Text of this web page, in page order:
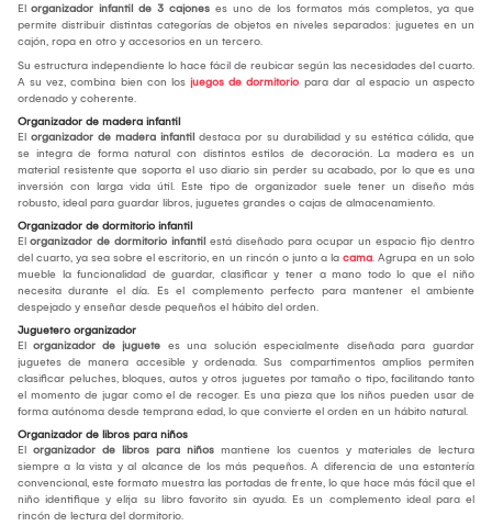
El organizador infantil de 3 cajones es uno de los formatos más completos, ya que
permite distribuir distintas categorías de objetos en niveles separados: juguetes en un
cajón, ropa en otro y accesorios en un tercero.
Su estructura independiente lo hace fácil de reubicar según las necesidades del cuarto.
A su vez, combina bien con los juegos de dormitorio para dar al espacio un aspecto
ordenado y coherente.
Organizador de madera infantil
El organizador de madera infantil destaca por su durabilidad y su estética cálida, que
se integra de forma natural con distintos estilos de decoración. La madera es un
material resistente que soporta el uso diario sin perder su acabado, por lo que es una
inversión con larga vida útil. Este tipo de organizador suele tener un diseño más
robusto, ideal para guardar libros, juguetes grandes o cajas de almacenamiento.
Organizador de dormitorio infantil
El organizador de dormitorio infantil está diseñado para ocupar un espacio fijo dentro
del cuarto, ya sea sobre el escritorio, en un rincón o junto a la cama. Agrupa en un solo
mueble la funcionalidad de guardar, clasificar y tener a mano todo lo que el niño
necesita durante el día. Es el complemento perfecto para mantener el ambiente
despejado y enseñar desde pequeños el hábito del orden.
Juguetero organizador
El organizador de juguete es una solución especialmente diseñada para guardar
juguetes de manera accesible y ordenada. Sus compartimentos amplios permiten
clasificar peluches, bloques, autos y otros juguetes por tamaño o tipo, facilitando tanto
el momento de jugar como el de recoger. Es una pieza que los niños pueden usar de
forma autónoma desde temprana edad, lo que convierte el orden en un hábito natural.
Organizador de libros para niños
El organizador de libros para niños mantiene los cuentos y materiales de lectura
siempre a la vista y al alcance de los más pequeños. A diferencia de una estantería
convencional, este formato muestra las portadas de frente, lo que hace más fácil que el
niño identifique y elija su libro favorito sin ayuda. Es un complemento ideal para el
rincón de lectura del dormitorio.